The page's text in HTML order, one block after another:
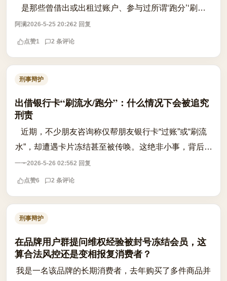
是那些曾借出或出租过账户、参与过所谓‘跑分’‘刷流
水’的人。卡一冻就是几个月，生活费都取不出来，真是
雪上加霜。很多人第一反应是‘赶紧...
阿满2026-5-25 20:262 回复
点赞1 2 条评论
刑事辩护
出借银行卡“刷流水/跑分”：什么情况下会被追究
刑责
近期，不少朋友咨询称仅帮朋友银行卡“过账”或“刷流
水”，却遭遇卡片冻结甚至被传唤。这绝非小事，背后隐
藏着巨大的刑事风险。在司法实践中，出借、出租或出
售银行卡若被用于电信诈骗、网络赌...
一一2026-5-26 02:552 回复
点赞6 2 条评论
刑事辩护
在品牌用户群提问维权经验被封号冻结会员，这
算合法风控还是变相报复消费者？
我是一名该品牌的长期消费者，去年购买了多件商品并